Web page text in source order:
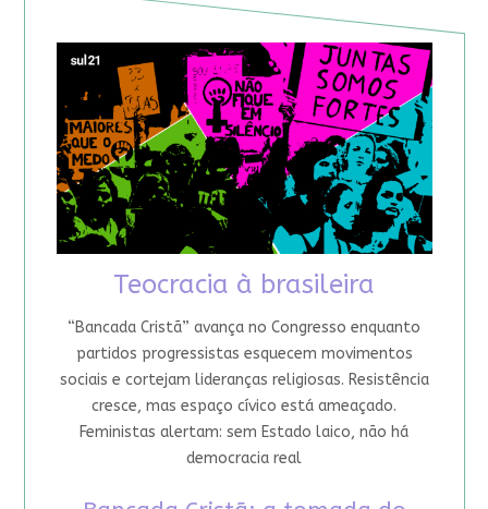
Teocracia à brasileira
“Bancada Cristã” avança no Congresso enquanto
partidos progressistas esquecem movimentos
sociais e cortejam lideranças religiosas. Resistência
cresce, mas espaço cívico está ameaçado.
Feministas alertam: sem Estado laico, não há
democracia real